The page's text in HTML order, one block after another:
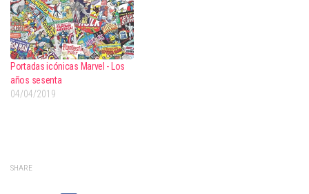
Portadas icónicas Marvel - Los
años sesenta
04/04/2019
SHARE